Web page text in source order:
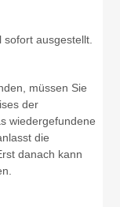
sofort ausgestellt.
müssen Sie
der
wiedergefundene
die
danach kann